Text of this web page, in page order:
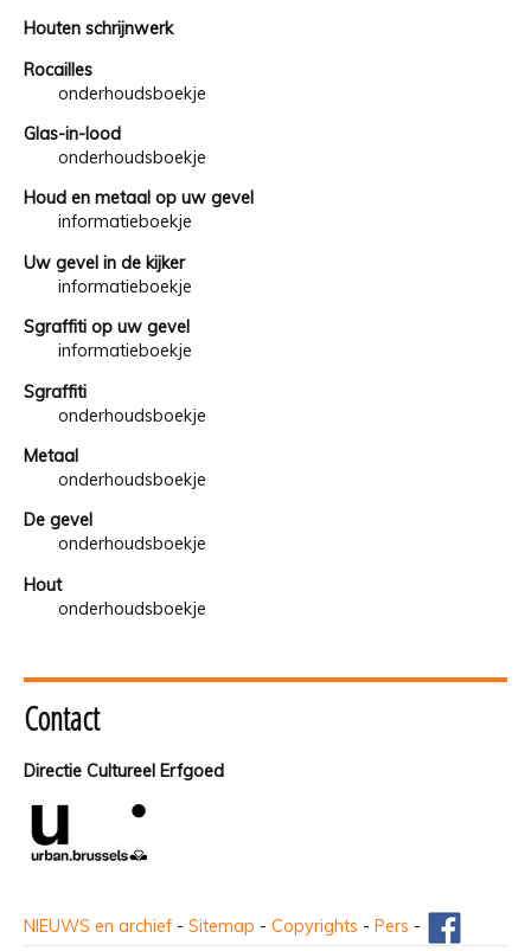
Houten schrijnwerk
Rocailles
onderhoudsboekje
Glas-in-lood
onderhoudsboekje
Houd en metaal op uw gevel
informatieboekje
Uw gevel in de kijker
informatieboekje
Sgraffiti op uw gevel
informatieboekje
Sgraffiti
onderhoudsboekje
Metaal
onderhoudsboekje
De gevel
onderhoudsboekje
Hout
onderhoudsboekje
Contact
Directie Cultureel Erfgoed
NIEUWS en archief - Sitemap - Copyrights - Pers -